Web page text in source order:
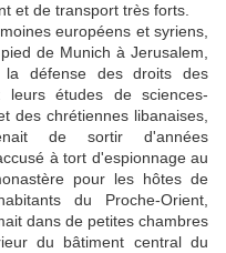
et de transport très forts.
européens et syriens,
de Munich à Jerusalem,
la défense des droits des
leurs études de sciences-
des chrétiennes libanaises,
de sortir d'années
à tort d'espionnage au
pour les hôtes de
du Proche-Orient,
dans de petites chambres
du bâtiment central du